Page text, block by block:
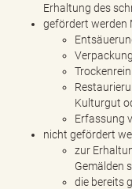
Erhaltung des
gefördert werden
Kulturgut
Erfassung
nicht gefördert
zur
Gemälden
die bereits